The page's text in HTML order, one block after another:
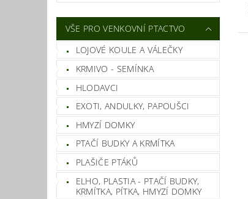
VŠE PRO VENKOVNÍ PTACTVO
LOJOVÉ KOULE A VÁLEČKY
KRMIVO - SEMÍNKA
HLODAVCI
EXOTI, ANDULKY, PAPOUŠCI
HMYZÍ DOMKY
PTAČÍ BUDKY A KRMÍTKA
PLAŠIČE PTÁKŮ
ELHO, PLASTIA - PTAČÍ BUDKY,
KRMÍTKA, PÍTKA, HMYZÍ DOMKY